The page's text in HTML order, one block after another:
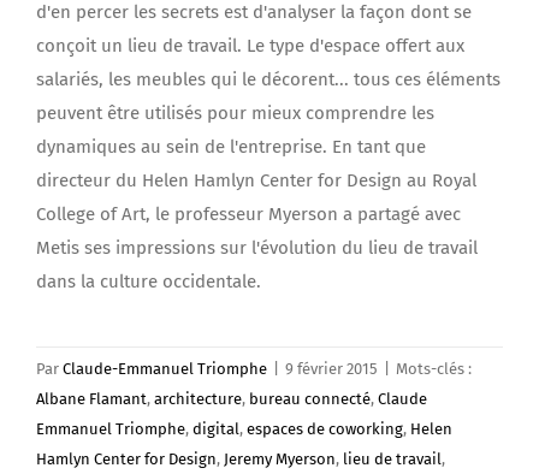
d'en percer les secrets est d'analyser la façon dont se
conçoit un lieu de travail. Le type d'espace offert aux
salariés, les meubles qui le décorent... tous ces éléments
peuvent être utilisés pour mieux comprendre les
dynamiques au sein de l'entreprise. En tant que
directeur du Helen Hamlyn Center for Design au Royal
College of Art, le professeur Myerson a partagé avec
Metis ses impressions sur l'évolution du lieu de travail
dans la culture occidentale.
Par Claude-Emmanuel Triomphe 9 février 2015
Mots-clés :
Albane Flamant, architecture, bureau connecté, Claude
Emmanuel Triomphe, digital, espaces de coworking, Helen
Hamlyn Center for Design, Jeremy Myerson, lieu de travail,